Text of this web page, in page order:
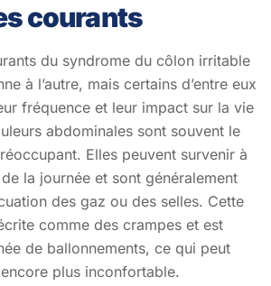
courants
du syndrome du côlon irritable
à l’autre, mais certains d’entre eux
fréquence et leur impact sur la vie
abdominales sont souvent le
Elles peuvent survenir à
la journée et sont généralement
des gaz ou des selles. Cette
comme des crampes et est
de ballonnements, ce qui peut
plus inconfortable.